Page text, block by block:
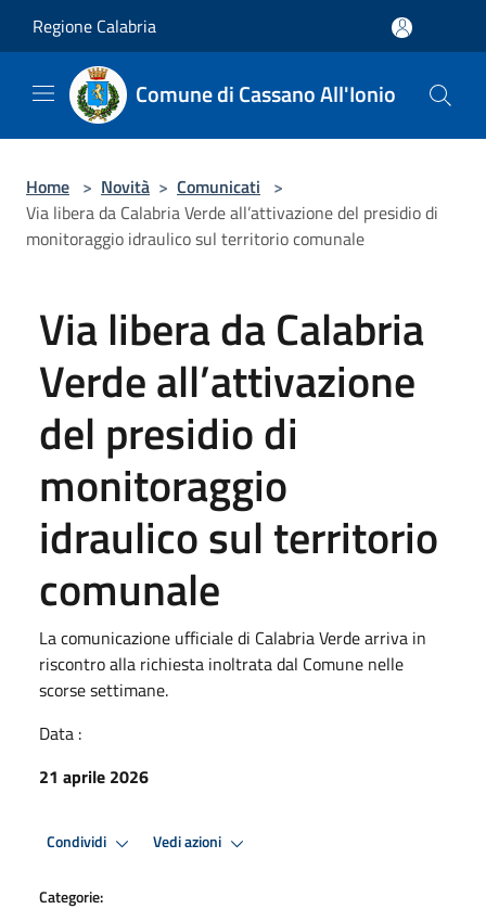
Regione Calabria
Comune di Cassano All'Ionio
Home > Novità > Comunicati >
Via libera da Calabria Verde all’attivazione del presidio di
monitoraggio idraulico sul territorio comunale
Via libera da Calabria
Verde all’attivazione
del presidio di
monitoraggio
idraulico sul territorio
comunale
La comunicazione ufficiale di Calabria Verde arriva in
riscontro alla richiesta inoltrata dal Comune nelle
scorse settimane.
Data :
21 aprile 2026
Condividi Vedi azioni
Categorie: